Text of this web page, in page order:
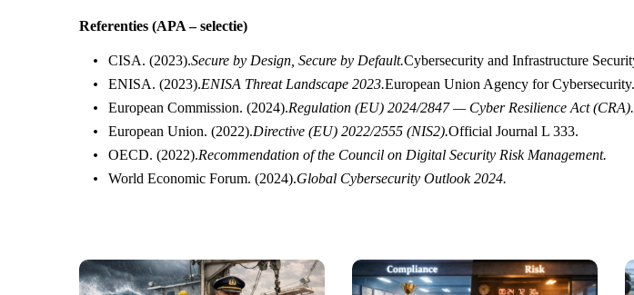
Referenties (APA – selectie)
CISA. (2023).Secure by Design, Secure by Default.Cybersecurity and Infrastructure
ENISA. (2023).ENISA Threat Landscape 2023.European Union Agency for Cybersecurity.
European Commission. (2024).Regulation (EU) 2024/2847 — Cyber Resilience Act (CRA).
European Union. (2022).Directive (EU) 2022/2555 (NIS2).Official Journal L 333.
OECD. (2022).Recommendation of the Council on Digital Security Risk Management.
World Economic Forum. (2024).Global Cybersecurity Outlook 2024.